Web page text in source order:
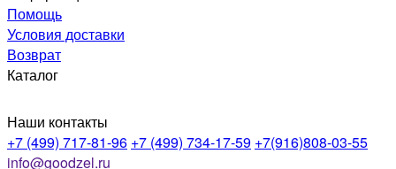
Помощь
Условия доставки
Возврат
Каталог
Наши контакты
+7 (499) 717-81-96 +7 (499) 734-17-59 +7(916)808-03-55
info@goodzel.ru